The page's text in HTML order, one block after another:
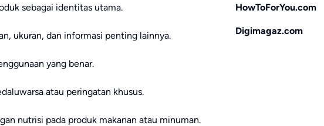
sebagai identitas utama.
ukuran, dan informasi penting lainnya.
yang benar.
atau peringatan khusus.
nutrisi pada produk makanan atau minuman.
HowToForYou.com
Digimagaz.com